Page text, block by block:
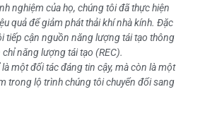
nghiệm của họ, chúng tôi đã thực hiện
quả để giảm phát thải khí nhà kính. Đặc
tiếp cận nguồn năng lượng tái tạo thông
năng lượng tái tạo (REC).
là một đối tác đáng tin cậy, mà còn là một
trong lộ trình chúng tôi chuyển đổi sang